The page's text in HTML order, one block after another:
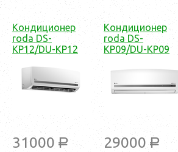
Кондиционер
roda DS-
KP12/DU-KP12
31000 a
Кондиционер
roda DS-
KP09/DU-KP09
29000 a